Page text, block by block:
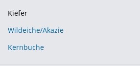
Kiefer
Wildeiche/Akazie
Kernbuche